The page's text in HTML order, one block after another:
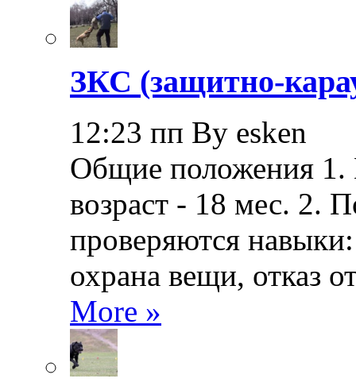
ЗКС (защитно-
12:23 пп By esken
Общие положения
возраст - 18 мес. 2.
проверяются
охрана вещи, отказ
More »